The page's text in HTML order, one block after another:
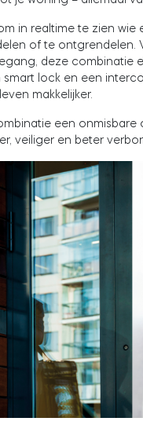
in realtime te zien
of te ontgrendelen.
deze combinatie
smart lock en een
makkelijker.
een
veiliger en beter